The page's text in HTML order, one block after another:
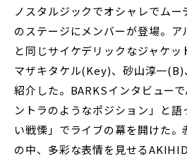
ノスタルジックでオシャレでム
のステージにメンバーが登場。ア
と同じサイケデリックなジャケ
マザキタケル(Key)、砂山淳一
紹介した。BARKSインタビュー
ントラのようなポジション」と語
い戦慄」でライブの幕を開けた。
の中、多彩な表情を見せる